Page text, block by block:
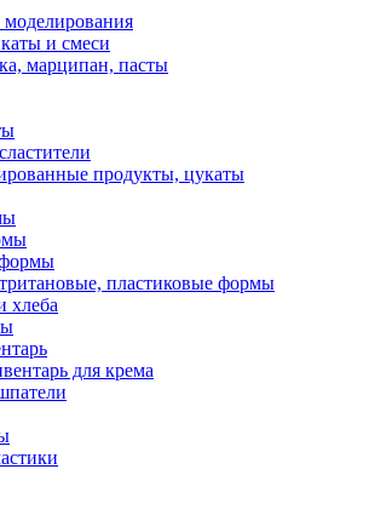
и смеси
марципан, пасты
продукты, цукаты
пластиковые формы
хлеба
для крема